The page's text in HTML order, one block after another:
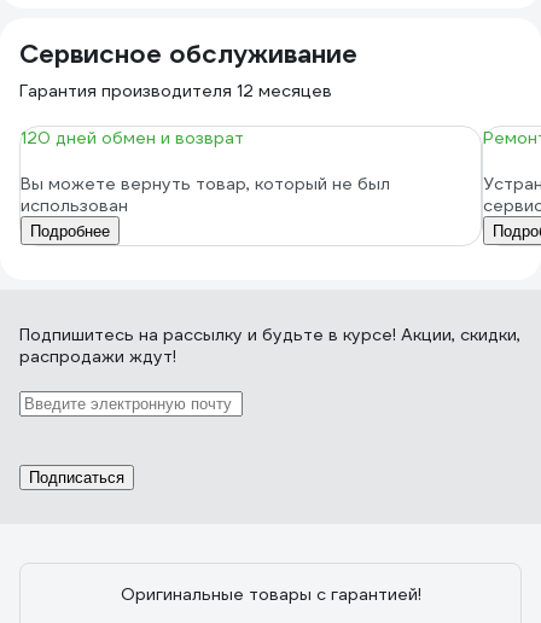
Сервисное обслуживание
Гарантия производителя 12 месяцев
120 дней обмен и возврат
Вы можете вернуть товар, который не был
использован
Подробнее
Подпишитесь на рассылку и будьте в курсе! Акции, скидки,
распродажи ждут!
Подписаться
Оригинальные товары с гарантией!